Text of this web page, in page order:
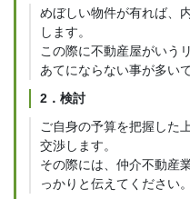
めぼしい物件が有れば、
します。
この際に不動産屋がいう
あてにならない事が多いで
2．検討
ご自身の予算を把握した
交渉します。
その際には、仲介不動産
っかりと伝えてください。